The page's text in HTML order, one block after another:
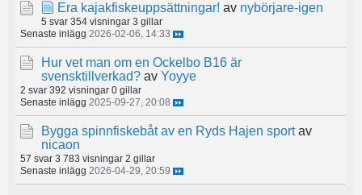
Era kajakfiskeuppsättningar! av nybörjare-igen
5 svar 354 visningar 3 gillar
Senaste inlägg 2026-02-06, 14:33
Hur vet man om en Ockelbo B16 är
svensktillverkad? av Yoyye
2 svar 392 visningar 0 gillar
Senaste inlägg 2025-09-27, 20:08
Bygga spinnfiskebåt av en Ryds Hajen sport av
nicaon
57 svar 3 783 visningar 2 gillar
Senaste inlägg 2026-04-29, 20:59